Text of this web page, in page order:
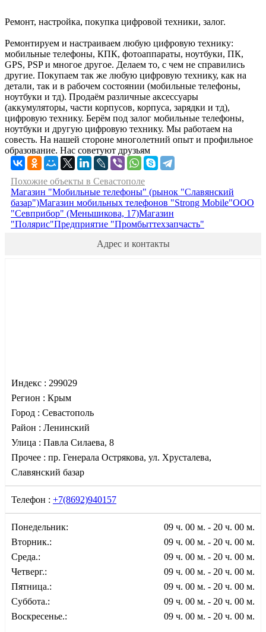
Ремонт, настройка, покупка цифровой техники, залог.
Ремонтируем и настраиваем любую цифровую технику:
мобильные телефоны, КПК, фотоаппараты, ноутбуки, ПК,
GPS, PSP и многое другое. Делаем то, с чем не справились
другие. Покупаем так же любую цифровую технику, как на
детали, так и в рабочем состоянии (мобильные телефоны,
ноутбуки и тд). Продаём различные аксессуары
(аккумуляторы, части корпусов, корпуса, зарядки и тд),
цифровую технику. Берём под залог мобильные телефоны,
ноутбуки и другую цифровую технику. Мы работаем на
совесть. На нашей стороне многолетний опыт и профильное
образование. Нас советуют друзьям
Похожие объекты в Севастополе
Магазин "Мобильные телефоны" (рынок "Славянский
базар")Магазин мобильных телефонов "Strong Mobile"ООО
"Севприбор" (Меньшикова, 17)Магазин
"Полярис"Предприятие "Промбыттехзапчасть"
Адрес и контакты
Индекс : 299029
Регион : Крым
Город : Севастополь
Район : Ленинский
Улица : Павла Силаева, 8
Прочее : пр. Генерала Острякова, ул. Хрусталева,
Славянский базар
Телефон : +7(8692)940157
Понедельник:
09 ч. 00 м. - 20 ч. 00 м.
Вторник.:
09 ч. 00 м. - 20 ч. 00 м.
Среда.:
09 ч. 00 м. - 20 ч. 00 м.
Четверг.:
09 ч. 00 м. - 20 ч. 00 м.
Пятница.:
09 ч. 00 м. - 20 ч. 00 м.
Суббота.:
09 ч. 00 м. - 20 ч. 00 м.
Воскресенье.:
09 ч. 00 м. - 20 ч. 00 м.